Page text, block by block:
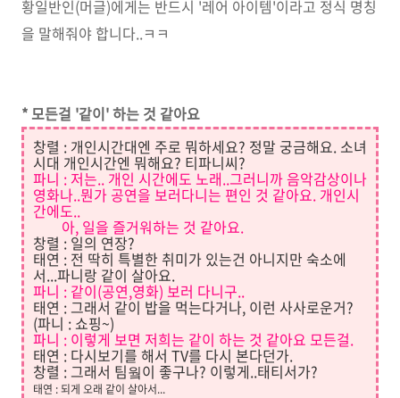
황일반인(머글)에게는 반드시 '레어 아이템'이라고 정식 명칭
을 말해줘야 합니다..ㅋㅋ
* 모든걸 '같이' 하는 것 같아요
창렬 : 개인시간대엔 주로 뭐하세요? 정말 궁금해요. 소녀
시대 개인시간엔 뭐해요? 티파니씨?
파니 : 저는.. 개인 시간에도 노래..그러니까 음악감상이나
영화나..뭔가 공연을 보러다니는 편인 것 같아요. 개인시
간에도..
아, 일을 즐거워하는 것 같아요.
창렬 : 일의 연장?
태연 : 전 딱히 특별한 취미가 있는건 아니지만 숙소에
서...파니랑 같이 살아요.
파니 : 같이(공연,영화) 보러 다니구..
태연 : 그래서 같이 밥을 먹는다거나, 이런 사사로운거?
(파니 : 쇼핑~)
파니 : 이렇게 보면 저희는 같이 하는 것 같아요 모든걸.
태연 : 다시보기를 해서 TV를 다시 본다던가.
창렬 : 그래서 팀웤이 좋구나? 이렇게..태티서가?
태연 : 되게 오래 같이 살아서...